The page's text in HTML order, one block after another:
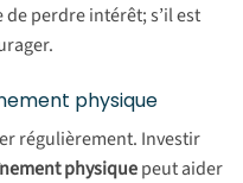
perdre intérêt; s’il est
physique
régulièrement. Investir
physiquepeut aider